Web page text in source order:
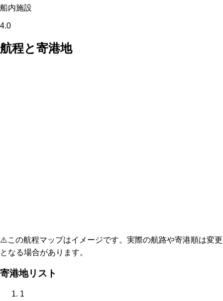
船内施設
4.0
航程と寄港地
⚠️この航程マップはイメージです。実際の航路や寄港順は変更
となる場合があります。
寄港地リスト
1